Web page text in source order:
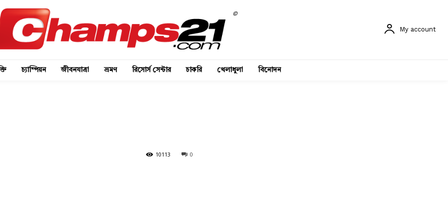
©
My account
চ্যাম্পিয়ন জীবনযাত্রা ভ্রমণ রিসোর্স সেন্টার চাকরি খেলাধুলা বিনোদন
0
10113